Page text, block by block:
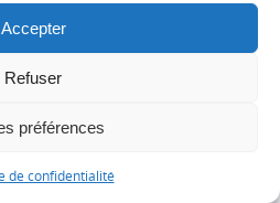
Accepter
Refuser
préférences
de confidentialité